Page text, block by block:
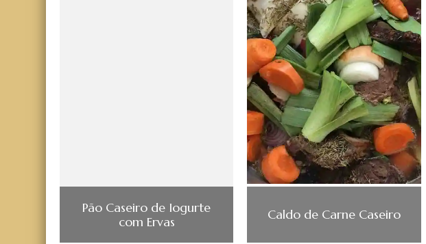
Pão Caseiro de Iogurte
com Ervas
Caldo de Carne Caseiro